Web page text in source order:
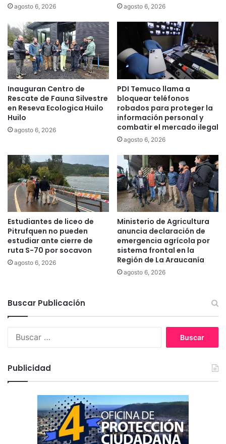
c
p
a
s
d
e
A
g
u
a
s
A
a
u
c
a
a
u
s
c
a
n
d
i
d
a
t
o
a
a
l
c
d
e
e
n
C
o
o
agosto 6, 2026 agosto 6, 2026
Inauguran Centro de
Rescate de Fauna Silvestre
en Reseva Ecologica Huilo
Huilo
agosto 6, 2026
PDI Temuco llama a
bloquear teléfonos
robados para proteger la
información personal y
combatir el mercado ilegal
agosto 6, 2026
Estudiantes de liceo de
Pitrufquen no pueden
estudiar ante cierre de
ruta S-70 por socavon
agosto 6, 2026
Ministerio de Agricultura
anuncia declaración de
emergencia agrícola por
sistema frontal en la
Región de La Araucanía
agosto 6, 2026
Buscar Publicación
:
Publicidad